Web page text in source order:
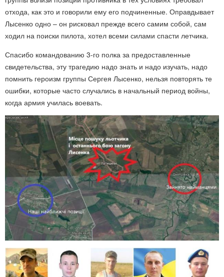
отхода, как это и говорили ему его подчиненные. Оправдывает
Лысенко одно – он рисковал прежде всего самим собой, сам
ходил на поиски пилота, хотел всеми силами спасти летчика.
Спасибо командованию 3-го полка за предоставленные
свидетельства, эту трагедию надо знать и надо изучать, надо
помнить героизм группы Сергея Лысенко, нельзя повторять те
ошибки, которые часто случались в начальный период войны,
когда армия училась воевать.